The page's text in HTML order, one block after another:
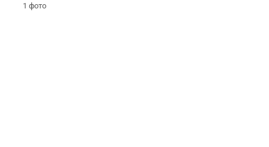
1 фото